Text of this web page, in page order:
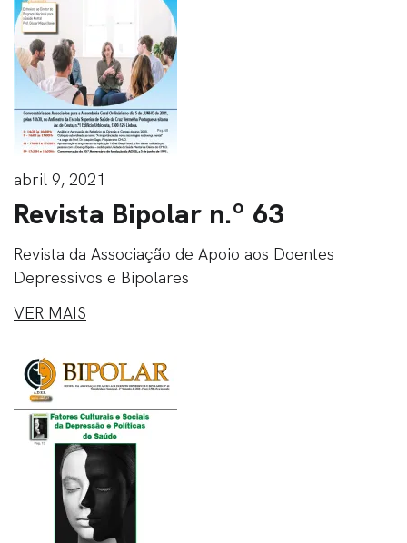
abril 9, 2021
Revista Bipolar n.º 63
Revista da Associação de Apoio aos Doentes
Depressivos e Bipolares
VER MAIS